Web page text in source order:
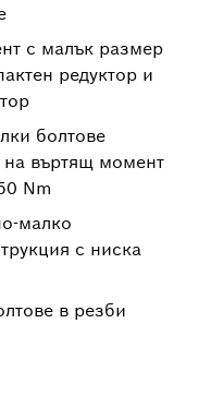
с малък размер
редуктор и
болтове
на въртящ момент
Nm
малко
с ниска
в резби